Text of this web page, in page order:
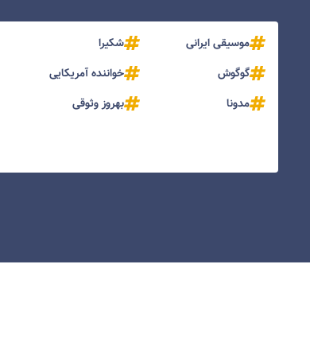
موسیقی ایرانی
شکیرا
گوگوش
خواننده آمریکایی
مدونا
بهروز وثوقی